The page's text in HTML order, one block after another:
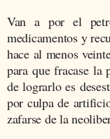
Van a por el
medicamen­tos y
hace al menos
para que fra­case
de lograrlo es
por culpa de
zafarse de la